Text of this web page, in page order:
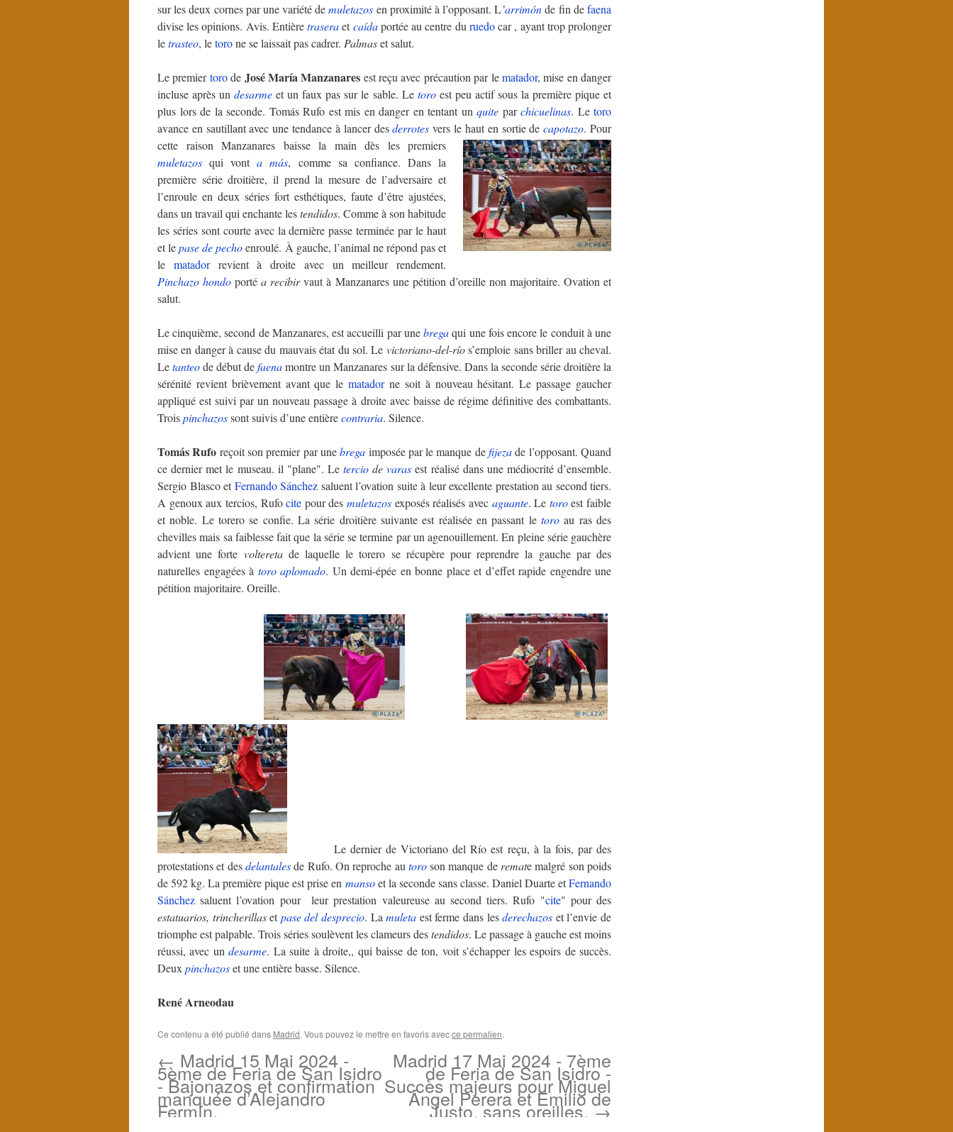
sur les deux cornes par une variété demuletazos en proximité à l’opposant. L’arrimónde fin defaena
divise les opinions. Avis. Entièretraseraetcaídaportée au centre du ruedocar , ayant trop prolonger
letrasteo, letorone se laissait pas cadrer. Palmaset salut.
Le premiertorode José María Manzanares est reçu avec précaution par lematador, mise en danger
incluse après undesarme et un faux pas sur le sable. Le toroest peu actif sous la première pique et
plus lors de la seconde. Tomás Rufo est mis en danger en tentant un quite parchicuelinas. Le toro
avance en sautillant avec une tendance à lancer desderrotes vers le haut en sortie decapotazo.Pour
cette raison Manzanares baisse la main dès les premiers
muletazos qui vonta más, comme sa confiance. Dans la
première série droitière, il prend la mesure de l’adversaire et
l’enroule en deux séries fort esthétiques, faute d’être ajustées,
dans un travail qui enchante lestendidos. Comme à son habitude
les séries sont courte avec la dernière passe terminée par le haut
et lepase de pechoenroulé. À gauche, l’animal ne répond pas et
le matadorrevient à droite avec un meilleur rendement.
Pinchazo hondo portéa recibirvaut à Manzanares une pétition d’oreille non majoritaire. Ovation et
salut.
Le cinquième, second de Manzanares, est accueilli par une bregaqui une fois encore le conduit à une
mise en danger à cause du mauvais état du sol. Le victoriano-del-ríos’emploie sans briller au cheval.
Letanteode début defaenamontre un Manzanares sur la défensive. Dans la seconde série droitière la
sérénité revient brièvement avant que lematadorne soit à nouveau hésitant. Le passage gaucher
appliqué est suivi par un nouveau passage à droite avec baisse de régime définitive des combattants.
Troispinchazossont suivis d’une entièrecontraria. Silence.
Tomás Rufo reçoit son premier par unebrega imposée par le manque defijezade l’opposant. Quand
ce dernier met le museau. il "plane". Le tercio devaras est réalisé dans une médiocrité d’ensemble.
Sergio Blasco etFernando Sánchez saluent l’ovation suite à leur excellente prestation au second tiers.
A genoux aux tercios, Rufocite pour des muletazos exposés réalisés avec aguante. Le toroest faible
et noble. Le torero se confie. La série droitière suivante est réalisée en passant le toro au ras des
chevilles mais sa faiblesse fait que la série se termine par un agenouillement. En pleine série gauchère
advient une forte volteretade laquelle le torero se récupère pour reprendre la gauche par des
naturelles engagées à toro aplomado. Un demi-épée en bonne place et d’effet rapide engendre une
pétition majoritaire. Oreille.
Le dernier de Victoriano del Río est reçu, à la fois, par des
protestations et desdelantalesde Rufo. On reproche au toroson manque de remate malgré son poids
de 592 kg. La première pique est prise en mansoet la seconde sans classe. Daniel Duarte etFernando
Sánchez saluent l’ovation pour leur prestation valeureuse au second tiers. Rufo "cite" pour des
estatuarios, trincherillasetpase del desprecio. Lamuleta est ferme dans lesderechazos et l’envie de
triomphe est palpable. Trois séries soulèvent les clameurs destendidos. Le passage à gauche est moins
réussi, avec undesarme. La suite à droite,, qui baisse de ton, voit s’échapper les espoirs de succès.
Deux pinchazoset une entière basse. Silence.
René Arneodau
Ce contenu a été publié dans Madrid. Vous pouvez le mettre en favoris avecce permalien.
← Madrid 15 Mai 2024 -
5ème de Feria de San Isidro
- Bajonazos et confirmation
manquée d’Alejandro
Fermín.
Madrid 17 Mai 2024 - 7ème
de Feria de San Isidro -
Succès majeurs pour Miguel
Ángel Perera et Emilio de
Justo, sans oreilles.→